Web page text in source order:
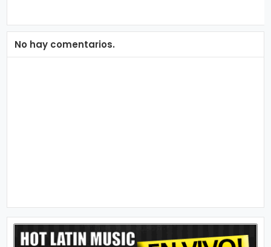
No hay comentarios.